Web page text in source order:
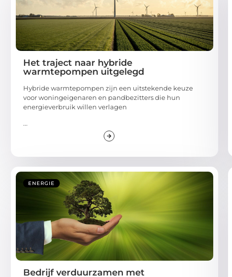
Het traject naar hybride
warmtepompen uitgelegd
Hybride warmtepompen zijn een uitstekende keuze
voor woningeigenaren en pandbezitters die hun
energieverbruik willen verlagen
...
ENERGIE
Bedrijf verduurzamen met